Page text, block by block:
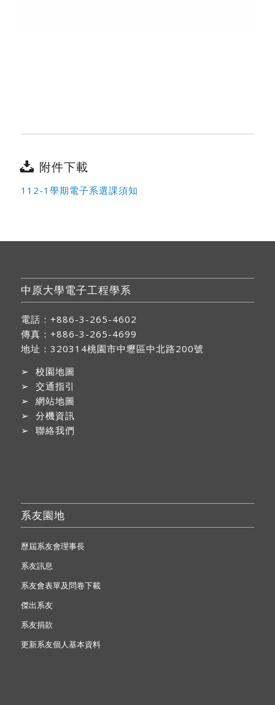
附件下載
112-1學期電子系選課須知
中原大學電子工程學系
電話：+886-3-265-4602
傳真：+886-3-265-4699
地址： 320314桃園市中壢區中北路200號
➢ 校園地圖
➢ 交通指引
➢ 網站地圖
➢ 分機資訊
➢ 聯絡我們
系友園地
歷屆系友會理事長
系友訊息
系友會表單及問卷下載
傑出系友
系友捐款
更新系友個人基本資料